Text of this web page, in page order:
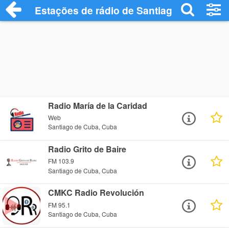
Estações de rádio de Santiago de Cuba
Radio María de la Caridad
Web
Santiago de Cuba, Cuba
Radio Grito de Baire
FM 103.9
Santiago de Cuba, Cuba
CMKC Radio Revolución
FM 95.1
Santiago de Cuba, Cuba